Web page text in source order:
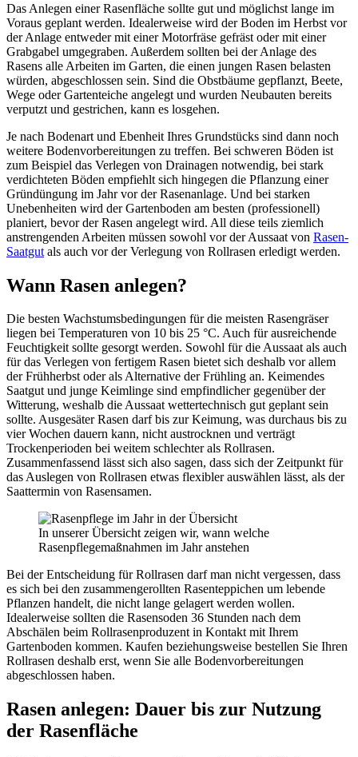
Das Anlegen einer Rasenfläche sollte gut und möglichst lange im
Voraus geplant werden. Idealerweise wird der Boden im Herbst vor
der Anlage entweder mit einer Motorfräse gefräst oder mit einer
Grabgabel umgegraben. Außerdem sollten bei der Anlage des
Rasens alle Arbeiten im Garten, die einen jungen Rasen belasten
würden, abgeschlossen sein. Sind die Obstbäume gepflanzt, Beete,
Wege oder Gartenteiche angelegt und wurden Neubauten bereits
verputzt und gestrichen, kann es losgehen.
Je nach Bodenart und Ebenheit Ihres Grundstücks sind dann noch
weitere Bodenvorbereitungen zu treffen. Bei schweren Böden ist
zum Beispiel das Verlegen von Drainagen notwendig, bei stark
verdichteten Böden empfiehlt sich hingegen die Pflanzung einer
Gründüngung im Jahr vor der Rasenanlage. Und bei starken
Unebenheiten wird der Gartenboden am besten (professionell)
planiert, bevor der Rasen angelegt wird. All diese teils ziemlich
anstrengenden Arbeiten müssen sowohl vor der Aussaat von Rasen-
Saatgut als auch vor der Verlegung von Rollrasen erledigt werden.
Wann Rasen anlegen?
Die besten Wachstumsbedingungen für die meisten Rasengräser
liegen bei Temperaturen von 10 bis 25 °C. Auch für ausreichende
Feuchtigkeit sollte gesorgt werden. Sowohl für die Aussaat als auch
für das Verlegen von fertigem Rasen bietet sich deshalb vor allem
der Frühherbst oder als Alternative der Frühling an. Keimendes
Saatgut und junge Keimlinge sind empfindlicher gegenüber der
Witterung, weshalb die Aussaat wettertechnisch gut geplant sein
sollte. Ausgesäter Rasen darf bis zur Keimung, was durchaus bis zu
vier Wochen dauern kann, nicht austrocknen und verträgt
Trockenperioden bei weitem schlechter als Rollrasen.
Zusammenfassend lässt sich also sagen, dass sich der Zeitpunkt für
das Auslegen von Rollrasen etwas flexibler auswählen lässt, als der
Saattermin von Rasensamen.
In unserer Übersicht zeigen wir, wann welche
Rasenpflegemaßnahmen im Jahr anstehen
Bei der Entscheidung für Rollrasen darf man nicht vergessen, dass
es sich bei den zusammengerollten Rasenteppichen um lebende
Pflanzen handelt, die nicht lange gelagert werden wollen.
Idealerweise sollten die Rasensoden 36 Stunden nach dem
Abschälen beim Rollrasenproduzent in Kontakt mit Ihrem
Gartenboden kommen. Kaufen beziehungsweise bestellen Sie Ihren
Rollrasen deshalb erst, wenn Sie alle Bodenvorbereitungen
abgeschlossen haben.
Rasen anlegen: Dauer bis zur Nutzung
der Rasenfläche